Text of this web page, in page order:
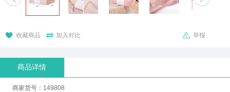
 收藏商品  加入对比  举报
商品详情
商家货号：149808